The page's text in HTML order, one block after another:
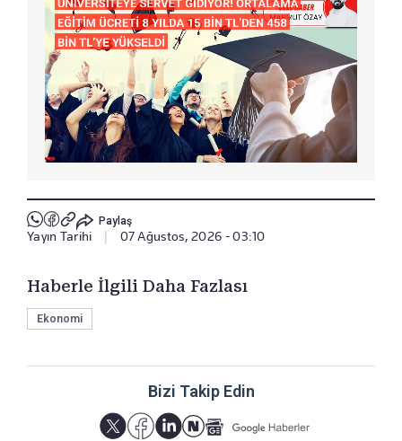
Paylaş
Yayın Tarihi 07 Ağustos, 2026 - 03:10
Haberle İlgili Daha Fazlası
Ekonomi
Bizi Takip Edin